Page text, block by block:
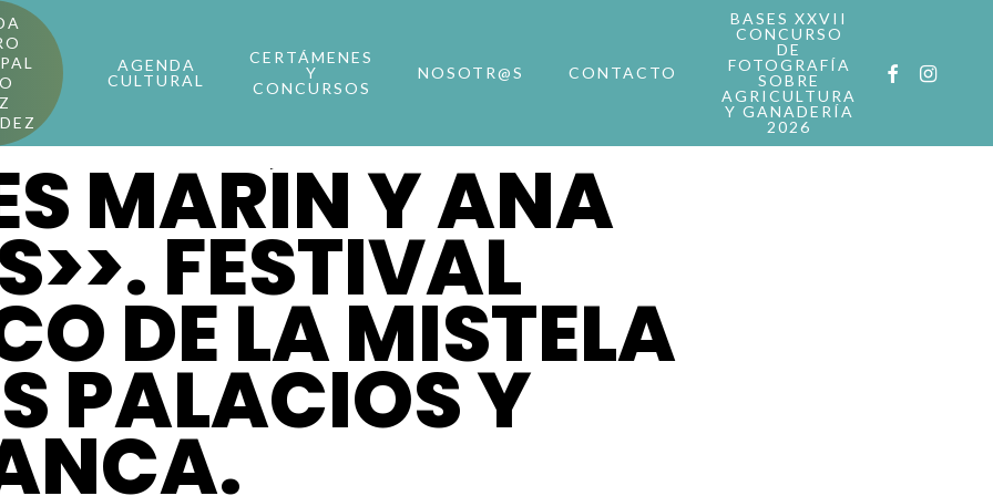
AGENDA
CULTURAL
CERTÁMENES
Y
CONCURSOS
NOSOTR@S CONTACTO
BASES XXVII
CONCURSO
DE
FOTOGRAFÍA
SOBRE
AGRICULTURA
Y GANADERÍA
2026
FACEBOOK
MARÍN Y ANA
FESTIVAL
DE LA MISTELA
PALACIOS Y